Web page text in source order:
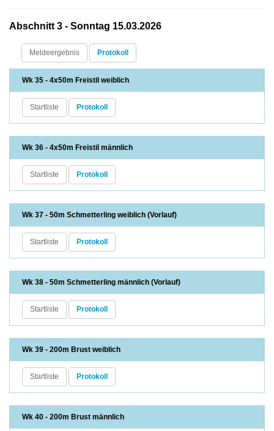
Abschnitt 3 - Sonntag 15.03.2026
Meldeergebnis Protokoll
Wk 35 - 4x50m Freistil weiblich
Startliste Protokoll
Wk 36 - 4x50m Freistil männlich
Startliste Protokoll
Wk 37 - 50m Schmetterling weiblich (Vorlauf)
Startliste Protokoll
Wk 38 - 50m Schmetterling männlich (Vorlauf)
Startliste Protokoll
Wk 39 - 200m Brust weiblich
Startliste Protokoll
Wk 40 - 200m Brust männlich